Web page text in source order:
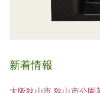
新着情報